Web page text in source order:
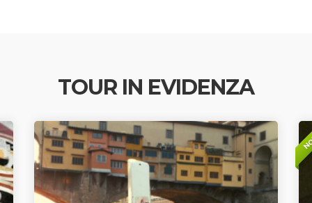
TOUR IN EVIDENZA